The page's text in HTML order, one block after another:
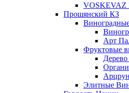
VOSKEVAZ
Прошянский КЗ
Арт
Фруктовые
Элитные